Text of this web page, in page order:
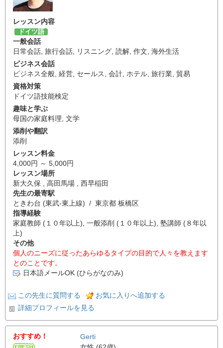
レッスン内容
ドイツ語
一般会話
日常会話, 旅行会話, リスニング, 読解, 作文, 海外生活
ビジネス会話
ビジネス全般, 経営, セールス, 会計, ホテル, 旅行業, 貿易
資格対策
ドイツ語技能検定
趣味と学ぶ
母国の家庭料理, 文学
添削や翻訳
添削
レッスン料金
4,000円 ～ 5,000円
レッスン場所
新大久保 , 高田馬場 , 西早稲田
先生の最寄駅
ときわ台 (東武-東上線) / 東京都 板橋区
指導経験
家庭教師 (１０年以上), 一般添削 (１０年以上), 塾講師 (８年以
上)
その他
個人のニーズに従ったあらゆるタイプの目的で人々を教えます
とのことです。
日本語メールOK (ひらがなのみ)
この先生に質問する
お気に入りへ追加する
詳細プロフィールを見る
おすすめ！
Gerti